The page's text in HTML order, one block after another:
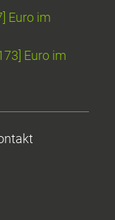
Euro im
Euro im